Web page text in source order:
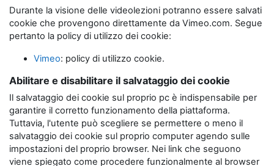
Durante la visione delle videolezioni potranno essere salvati
cookie che provengono direttamente da Vimeo.com. Segue
pertanto la policy di utilizzo dei cookie:
Vimeo: policy di utilizzo cookie.
Abilitare e disabilitare il salvataggio dei cookie
Il salvataggio dei cookie sul proprio pc è indispensabile per
garantire il corretto funzionamento della piattaforma.
Tuttavia, l'utente può scegliere se permettere o meno il
salvataggio dei cookie sul proprio computer agendo sulle
impostazioni del proprio browser. Nei link che seguono
viene spiegato come procedere funzionalmente al browser